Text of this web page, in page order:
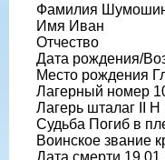
Фамилия
Имя Иван
Отчество
Дата рождения/
Место рождения
Лагерный номер
Лагерь шталаг II H
Судьба Погиб в
Воинское звание
Дата смерти